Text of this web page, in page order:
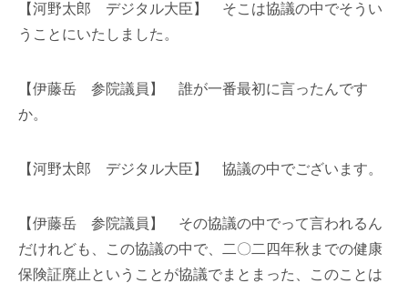
【河野太郎 デジタル大臣】 そこは協議の中でそうい
うことにいたしました。
【伊藤岳 参院議員】 誰が一番最初に言ったんです
か。
【河野太郎 デジタル大臣】 協議の中でございます。
【伊藤岳 参院議員】 その協議の中でって言われるん
だけれども、この協議の中で、二〇二四年秋までの健康
保険証廃止ということが協議でまとまった、このことは